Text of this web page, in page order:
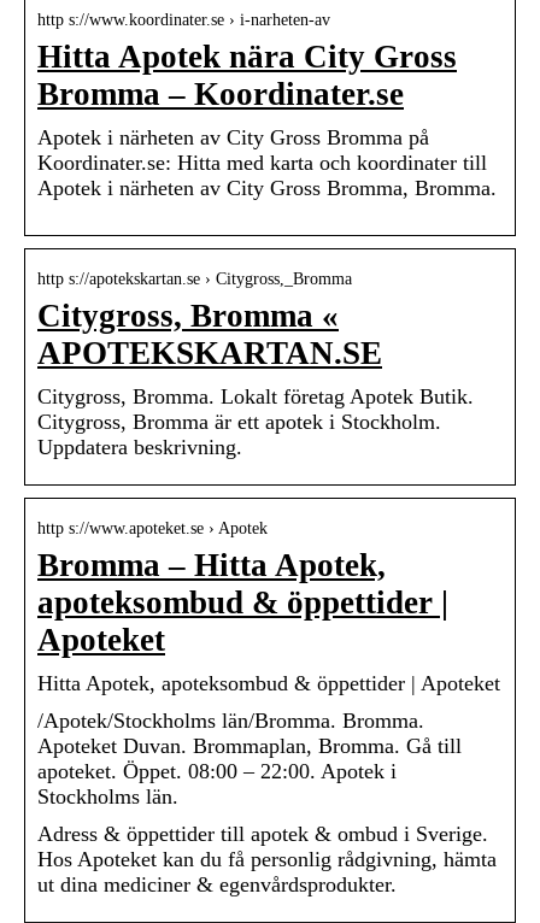
http s://www.koordinater.se › i-narheten-av
Hitta Apotek nära City Gross
Bromma – Koordinater.se
Apotek i närheten av City Gross Bromma på
Koordinater.se: Hitta med karta och koordinater till
Apotek i närheten av City Gross Bromma, Bromma.
http s://apotekskartan.se › Citygross,_Bromma
Citygross, Bromma «
APOTEKSKARTAN.SE
Citygross, Bromma. Lokalt företag Apotek Butik.
Citygross, Bromma är ett apotek i Stockholm.
Uppdatera beskrivning.
http s://www.apoteket.se › Apotek
Bromma – Hitta Apotek,
apoteksombud & öppettider |
Apoteket
Hitta Apotek, apoteksombud & öppettider | Apoteket
/Apotek/Stockholms län/Bromma. Bromma.
Apoteket Duvan. Brommaplan, Bromma. Gå till
apoteket. Öppet. 08:00 – 22:00. Apotek i
Stockholms län.
Adress & öppettider till apotek & ombud i Sverige.
Hos Apoteket kan du få personlig rådgivning, hämta
ut dina mediciner & egenvårdsprodukter.